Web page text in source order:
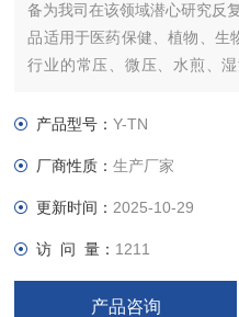
备为我司在该领域潜心研究反
品适用于医药保健、植物、生
行业的常压、微压、水煎、
多种工艺，符合GMP医药标准
产品型号：Y-TN
厂商性质：生产厂家
更新时间： 2025-10-29
访 问 量： 1211
产品咨询